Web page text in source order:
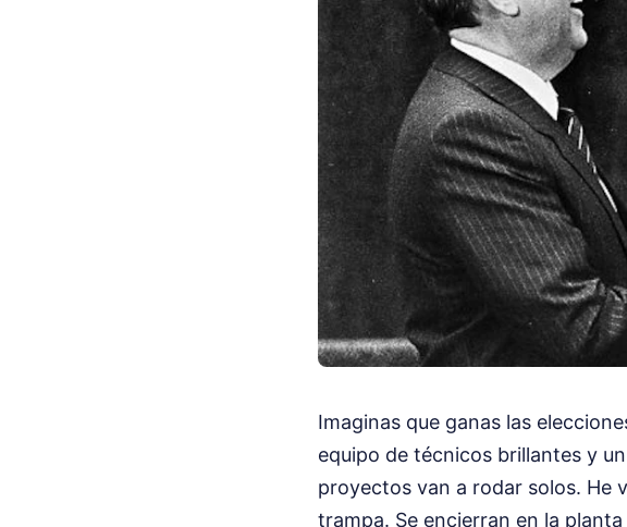
Imaginas que ganas las
equipo de técnicos brillantes y
proyectos van a rodar solos. He
trampa. Se encierran en la